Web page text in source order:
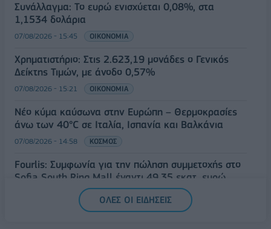
Συνάλλαγμα: Το ευρώ ενισχύεται 0,08%, στα
1,1534 δολάρια
07/08/2026 - 15:45 ΟΙΚΟΝΟΜΙΑ
Χρηματιστήριο: Στις 2.623,19 μονάδες ο Γενικός
Δείκτης Τιμών, με άνοδο 0,57%
07/08/2026 - 15:21 ΟΙΚΟΝΟΜΙΑ
Νέο κύμα καύσωνα στην Ευρώπη – Θερμοκρασίες
άνω των 40°C σε Ιταλία, Ισπανία και Βαλκάνια
07/08/2026 - 14:58 ΚΟΣΜΟΣ
Fourlis: Συμφωνία για την πώληση συμμετοχής στο
Sofia South Ring Mall έναντι 49,35 εκατ. ευρώ
ΟΛΕΣ ΟΙ ΕΙΔΗΣΕΙΣ